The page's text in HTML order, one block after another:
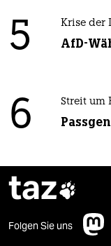
5 Krise der
AfD-
6 Streit um
taz
Folgen Sie uns